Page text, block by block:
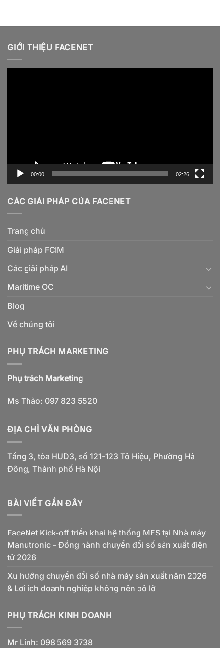
GIỚI THIỆU FACENET
00:00 02:26
CÁC GIẢI PHÁP CỦA FACENET
Trang chủ
Giải pháp FCIM
Các giải pháp AI
Maritime OC
Blog
Về chúng tôi
PHỤ TRÁCH MARKETING
Phụ trách Marketing
Ms Thảo: 097 823 5520
ĐỊA CHỈ VĂN PHÒNG
Tầng 3, tòa HUD3, số 121-123 Tô Hiệu, Phường Hà
Đông, Thành phố Hà Nội
BÀI VIẾT GẦN ĐÂY
FaceNet Kick-off triển khai hệ thống MES tại Nhà máy
Manutronic – Đồng hành chuyển đổi số sản xuất điện
tử 2026
Xu hướng chuyển đổi số nhà máy sản xuất năm 2026
& Lợi ích doanh nghiệp không nên bỏ lỡ
PHỤ TRÁCH KINH DOANH
Mr Linh: 098 569 3738